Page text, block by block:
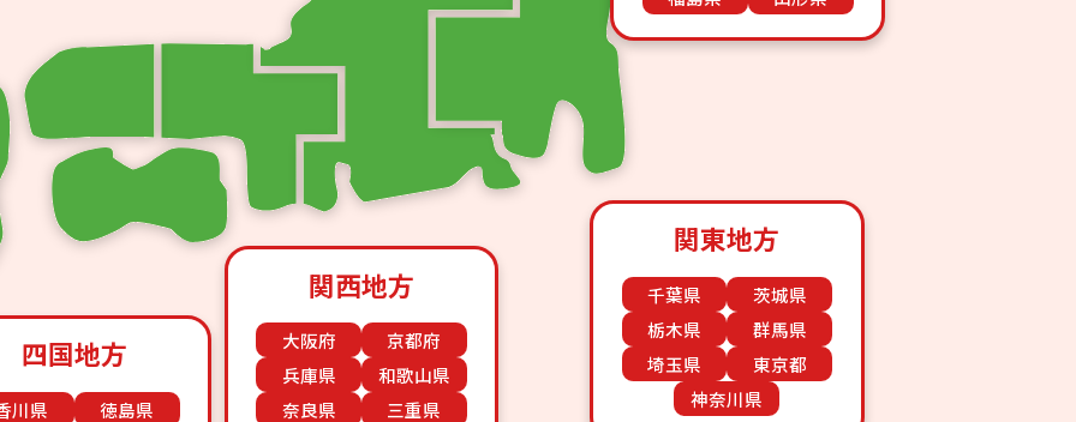
関東地方
千葉県
茨城県
栃木県
群馬県
埼玉県
東京都
神奈川県
関西地方
大阪府
京都府
兵庫県
和歌山県
奈良県
三重県
四国地方
川県
徳島県